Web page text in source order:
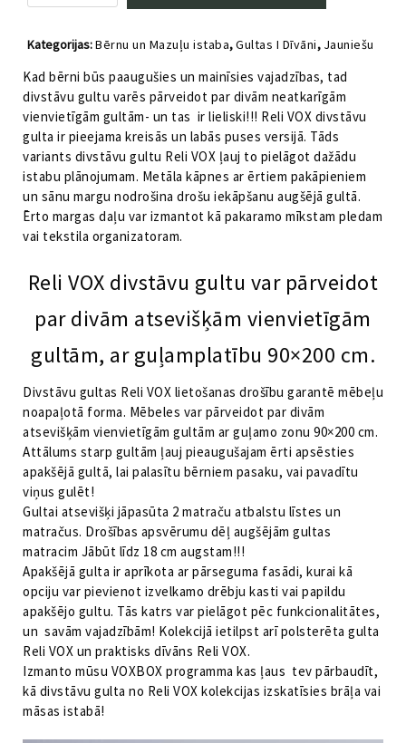
bērnu
Reli
VOX
Labā
daudzums
Kategorijas:Bērnu un Mazuļu istaba,Gultas I Dīvāni, Jauniešu
Kad bērni būs paaugušies un mainīsies vajadzības, tad
divstāvu gultu varēs pārveidot par divām neatkarīgām
vienvietīgām gultām- un tas ir lieliski!!! Reli VOX divstāvu
gulta ir pieejama kreisās un labās puses versijā. Tāds
variants divstāvu gultu Reli VOX ļauj to pielāgot dažādu
istabu plānojumam. Metāla kāpnes ar ērtiem pakāpieniem
un sānu margu nodrošina drošu iekāpšanu augšējā gultā.
Ērto margas daļu var izmantot kā pakaramo mīkstam pledam
vai tekstila organizatoram.
Reli VOX divstāvu gultu var pārveidot
par divām atsevišķām vienvietīgām
gultām, ar guļamplatību 90×200 cm.
Divstāvu gultas Reli VOX lietošanas drošību garantē mēbeļu
noapaļotā forma. Mēbeles var pārveidot par divām
atsevišķām vienvietīgām gultām ar guļamo zonu 90×200 cm.
Attālums starp gultām ļauj pieaugušajam ērti apsēsties
apakšējā gultā, lai palasītu bērniem pasaku, vai pavadītu
viņus gulēt!
Gultai atsevišķi jāpasūta 2 matraču atbalstu līstes un
matračus. Drošības apsvērumu dēļ augšējām gultas
matracim Jābūt līdz 18 cm augstam!!!
Apakšējā gulta ir aprīkota ar pārseguma fasādi, kurai kā
opciju var pievienot izvelkamo drēbju kasti vai papildu
apakšējo gultu. Tās katrs var pielāgot pēc funkcionalitātes,
un savām vajadzībām! Kolekcijā ietilpst arī polsterēta gulta
Reli VOX un praktisks dīvāns Reli VOX.
Izmanto mūsu VOXBOX programma kas ļaus tev pārbaudīt,
kā divstāvu gulta no Reli VOX kolekcijas izskatīsies brāļa vai
māsas istabā!